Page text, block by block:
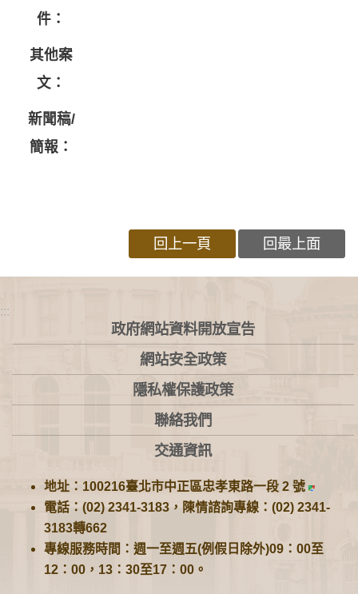
件：
其他案
文：
新聞稿/
簡報：
回上一頁 回最上面
:::
政府網站資料開放宣告
網站安全政策
隱私權保護政策
聯絡我們
交通資訊
地址：100216臺北市中正區忠孝東路一段 2 號
電話：(02) 2341-3183，陳情諮詢專線：(02) 2341-
3183轉662
專線服務時間：週一至週五(例假日除外)09：00至
12：00，13：30至17：00。